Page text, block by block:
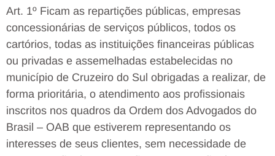
Art. 1º Ficam as repartições públicas, empresas
concessionárias de serviços públicos, todos os
cartórios, todas as instituições financeiras públicas
ou privadas e assemelhadas estabelecidas no
município de Cruzeiro do Sul obrigadas a realizar, de
forma prioritária, o atendimento aos profissionais
inscritos nos quadros da Ordem dos Advogados do
Brasil – OAB que estiverem representando os
interesses de seus clientes, sem necessidade de